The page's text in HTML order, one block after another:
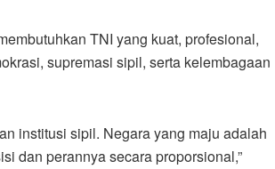
TNI yang kuat, profesional,
supremasi sipil, serta kelembagaan
institusi sipil. Negara yang maju adalah
dan perannya secara proporsional,”